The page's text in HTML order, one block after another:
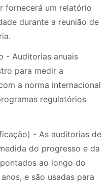
fornecerá um relatório
durante a reunião de
- Auditorias anuais
para medir a
a norma internacional
regulatórios
- As auditorias de
do progresso e da
ao longo do
e são usadas para